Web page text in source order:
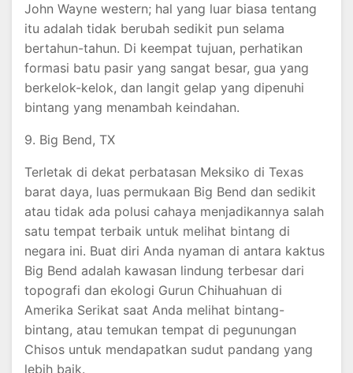
John Wayne western; hal yang luar biasa tentang
itu adalah tidak berubah sedikit pun selama
bertahun-tahun. Di keempat tujuan, perhatikan
formasi batu pasir yang sangat besar, gua yang
berkelok-kelok, dan langit gelap yang dipenuhi
bintang yang menambah keindahan.
9. Big Bend, TX
Terletak di dekat perbatasan Meksiko di Texas
barat daya, luas permukaan Big Bend dan sedikit
atau tidak ada polusi cahaya menjadikannya salah
satu tempat terbaik untuk melihat bintang di
negara ini. Buat diri Anda nyaman di antara kaktus
Big Bend adalah kawasan lindung terbesar dari
topografi dan ekologi Gurun Chihuahuan di
Amerika Serikat saat Anda melihat bintang-
bintang, atau temukan tempat di pegunungan
Chisos untuk mendapatkan sudut pandang yang
lebih baik.